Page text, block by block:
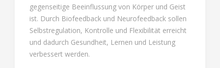
gegenseitige Beeinflussung von Körper und Geist
ist. Durch Biofeedback und Neurofeedback sollen
Selbstregulation, Kontrolle und Flexibilität erreicht
und dadurch Gesundheit, Lernen und Leistung
verbessert werden.